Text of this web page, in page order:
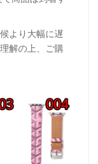
より大幅に遅
解の上、ご購